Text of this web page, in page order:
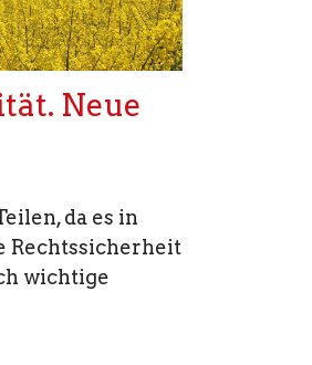
Neue
da es in
Rechtssicherheit
wichtige